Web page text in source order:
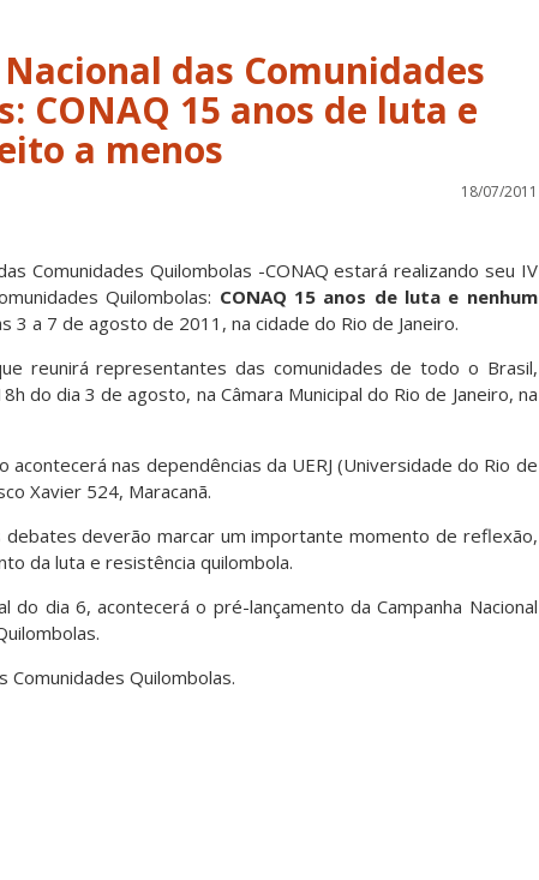
das Comunidades
CONAQ 15 anos de luta e
a menos
18/07/2011
Comunidades Quilombolas -CONAQ estará realizando seu IV
Quilombolas: CONAQ 15 anos de luta e nenhum
3 a 7 de agosto de 2011, na cidade do Rio de Janeiro.
reunirá representantes das comunidades de todo o Brasil,
do dia 3 de agosto, na Câmara Municipal do Rio de Janeiro, na
acontecerá nas dependências da UERJ (Universidade do Rio de
Xavier 524, Maracanã.
debates deverão marcar um importante momento de reflexão,
da luta e resistência quilombola.
do dia 6, acontecerá o pré-lançamento da Campanha Nacional
Comunidades Quilombolas.